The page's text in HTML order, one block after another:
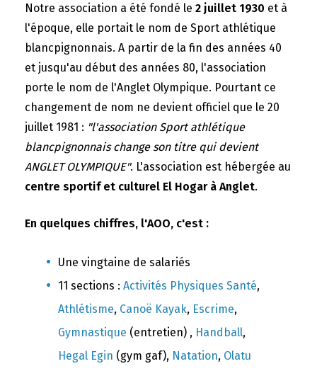
Notre association a été fondé le 2 juillet 1930 et à
l'époque, elle portait le nom de Sport athlétique
blancpignonnais. A partir de la fin des années 40
et jusqu'au début des années 80, l'association
porte le nom de l'Anglet Olympique. Pourtant ce
changement de nom ne devient officiel que le 20
juillet 1981 : "l'association Sport athlétique
blancpignonnais change son titre qui devient
ANGLET OLYMPIQUE". L'association est hébergée au
centre sportif et culturel El Hogar à Anglet.
En quelques chiffres, l'AOO, c'est :
Une vingtaine de salariés
11 sections : Activités Physiques Santé,
Athlétisme, Canoë Kayak, Escrime,
Gymnastique (entretien) , Handball,
Hegal Egin (gym gaf), Natation, Olatu